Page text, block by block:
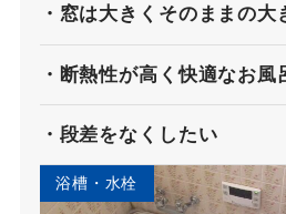
窓は大きくそのままの大
断熱性が高く快適なお風
段差をなくしたい
浴槽・水栓